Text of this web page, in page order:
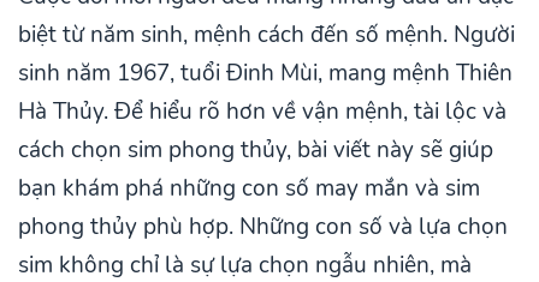
biệt từ năm sinh, mệnh cách đến số mệnh. Người
sinh năm 1967, tuổi Đinh Mùi, mang mệnh Thiên
Hà Thủy. Để hiểu rõ hơn về vận mệnh, tài lộc và
cách chọn sim phong thủy, bài viết này sẽ giúp
bạn khám phá những con số may mắn và sim
phong thủy phù hợp. Những con số và lựa chọn
sim không chỉ là sự lựa chọn ngẫu nhiên, mà